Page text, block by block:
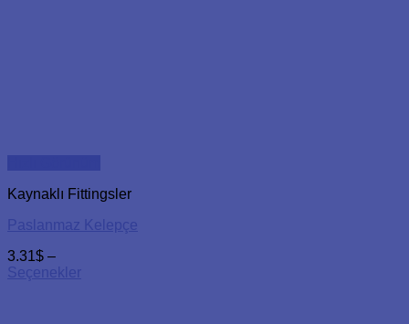
Kaynaklı Fittingsler
Paslanmaz Kelepçe
3.31$ –
Seçenekler